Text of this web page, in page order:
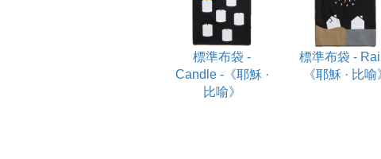
標準布袋 -
Candle -《耶穌 ·
比喻》
標準布袋 -
《耶穌 · 比喻